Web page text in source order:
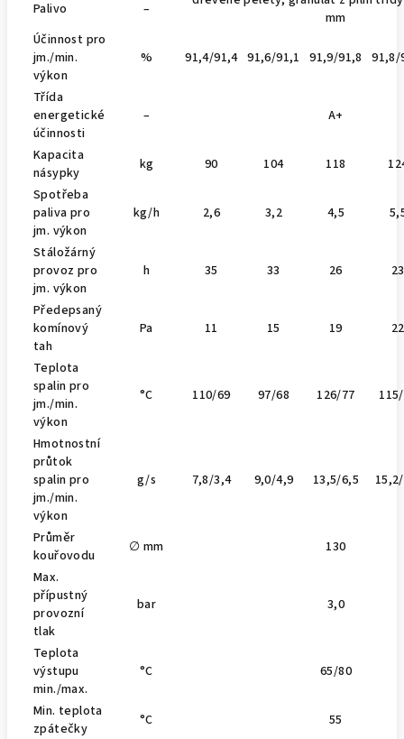
Palivo –
mm
Účinnost pro
jm./min.
výkon
% 91,4/91,4 91,6/91,1 91,9/91,8 91,8/
Třída
energetické
účinnosti
– A+
Kapacita
násypky
kg 90 104 118
Spotřeba
paliva pro
jm. výkon
kg/h 2,6 3,2 4,5
Stáložárný
provoz pro
jm. výkon
h 35 33 26 23
Předepsaný
komínový
tah
Pa 11 15 19 22
Teplota
spalin pro
jm./min.
výkon
°C 110/69 97/68 126/77
Hmotnostní
průtok
spalin pro
jm./min.
výkon
g/s 7,8/3,4 9,0/4,9 13,5/6,5
Průměr
kouřovodu
∅ mm
130
Max.
přípustný
provozní
tlak
bar 3,0
Teplota
výstupu
min./max.
°C 65/80
Min. teplota
zpátečky
°C
55